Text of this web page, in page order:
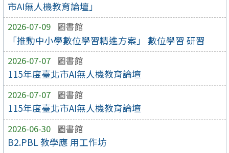
市AI無人機教育論壇」
2026-07-09 圖書館
「推動中小學數位學習精進方案」 數位學習 研習
2026-07-07 圖書館
115年度臺北市AI無人機教育論壇
2026-07-07 圖書館
115年度臺北市AI無人機教育論壇
2026-06-30 圖書館
B2.PBL 教學應 用工作坊